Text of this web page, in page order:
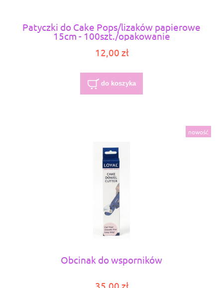
Patyczki do Cake Pops/lizaków papierowe
15cm - 100szt./opakowanie
12,00 zł
do koszyka
Obcinak do wsporników
35,00 zł
nowość